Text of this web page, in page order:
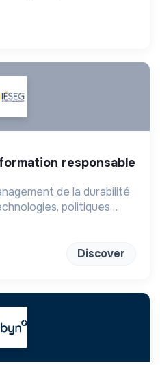
de la durabilité
politiques
Discover